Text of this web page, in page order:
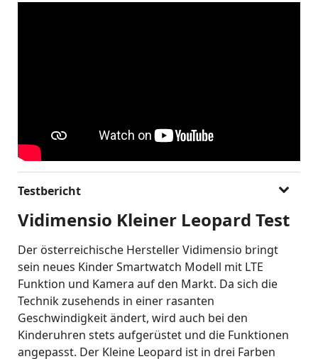
Testbericht
Vidimensio Kleiner Leopard Test
Der österreichische Hersteller Vidimensio bringt
sein neues Kinder Smartwatch Modell mit LTE
Funktion und Kamera auf den Markt. Da sich die
Technik zusehends in einer rasanten
Geschwindigkeit ändert, wird auch bei den
Kinderuhren stets aufgerüstet und die Funktionen
angepasst. Der Kleine Leopard ist in drei Farben